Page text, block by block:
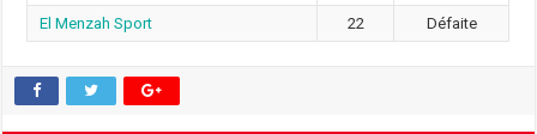
El Menzah Sport
22 Défaite